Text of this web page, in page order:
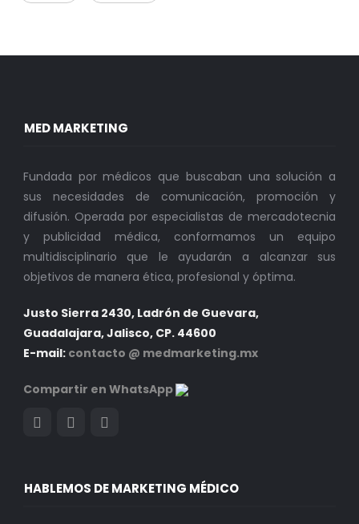
MED MARKETING
Fundada por médicos que buscaban una solución a
sus necesidades de comunicación, promoción y
difusión. Operada por especialistas de mercadotecnia
y publicidad médica, conformamos un equipo
multidisciplinario que le ayudarán a alcanzar sus
objetivos de manera ética, profesional y óptima.
Justo Sierra 2430, Ladrón de Guevara,
Guadalajara, Jalisco, CP. 44600
E-mail: contacto @ medmarketing.mx
Compartir en WhatsApp
HABLEMOS DE MARKETING MÉDICO